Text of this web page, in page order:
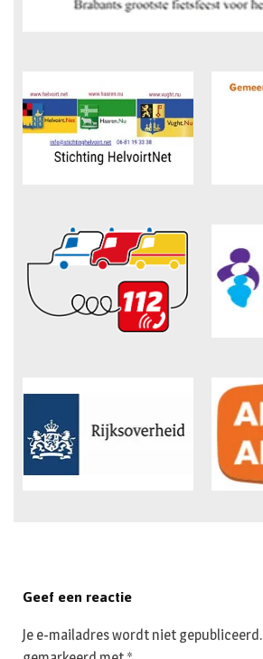
Geef een reactie
Je e-mailadres wordt niet gepubliceerd.